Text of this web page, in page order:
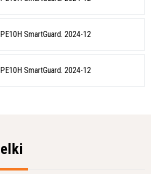
SmartGuard. 2024-12
SmartGuard. 2024-12